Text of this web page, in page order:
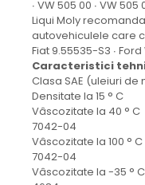
burduf
ERHEL - HYDRIS
Hidraulice
Electrice
Mecanice
Role, bucse si bolturi
Motoras electric si
Cilindri si burdufuri
∙ VW 505 00 ∙ VW 505
Liqui Moly
autovehiculele care
Fiat 9.55535-S3 ∙
Caracteristici
Clasa SAE
Densitate la 15 °
Vâscozitate la
7042-04
Vâscozitate la
7042-04
Vâscozitate la -35 °